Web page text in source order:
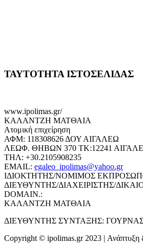
ΤΑΥΤΟΤΗΤΑ ΙΣΤΟΣΕΛΙΔΑΣ
www.ipolimas.gr/
ΚΑΛΑΝΤΖΗ ΜΑΤΘΑΙΑ
Ατομική επιχείρηση
ΑΦΜ: 118308626 ΔΟΥ ΑΙΓΑΛΕΩ
ΛΕΩΦ. ΘΗΒΩΝ 370 ΤΚ:12241
ΤΗΛ: +30.2105908235
EMAIL: egaleo_ipolimas@yahoo.gr
ΙΔΙΟΚΤΗΤΗΣ/ΝΟΜΙΜΟΣ
ΔΙΕΥΘΥΝΤΗΣ/ΔΙΑΧΕΙΡΙΣΤΗΣ/
DOMAIN.:
ΚΑΛΑΝΤΖΗ ΜΑΤΘΑΙΑ
ΔΙΕΥΘΥΝΤΗΣ ΣΥΝΤΑΞΗΣ:
Copyright © ipolimas.gr 2023 |